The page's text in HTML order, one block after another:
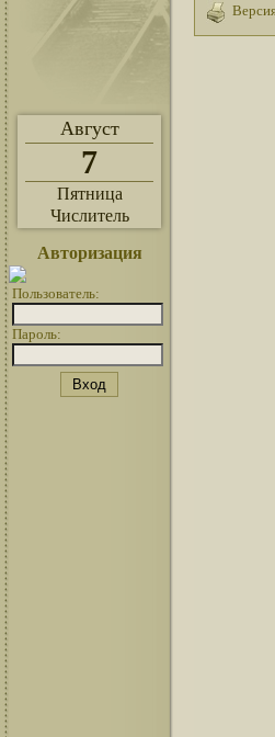
Август
7
Пятница
Числитель
Авторизация
Пользователь:
Пароль: